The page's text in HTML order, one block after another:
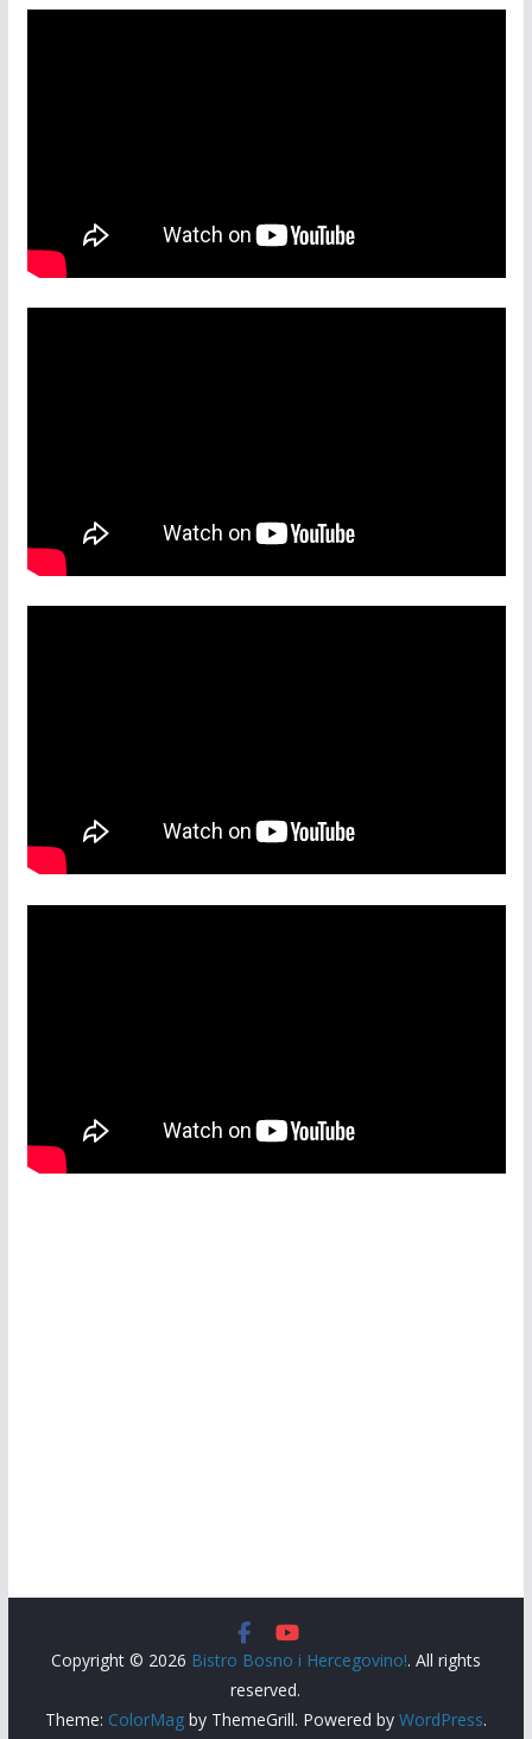
Copyright © 2026 Bistro Bosno i Hercegovino!. All rights
reserved.
Theme: ColorMagby ThemeGrill. Powered by WordPress.